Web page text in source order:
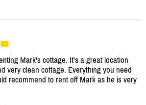
Mark's cottage. It's a great location
very clean cottage. Everything you need
recommend to rent off Mark as he is very